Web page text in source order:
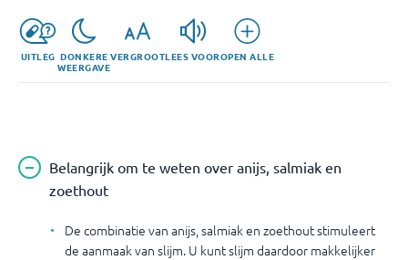
UITLEG DONKERE
WEERGAVE
VERGROOTLEES VOOROPEN ALLE
Belangrijk om te weten over anijs, salmiak en
zoethout
De combinatie van anijs, salmiak en zoethout stimuleert
de aanmaak van slijm. U kunt slijm daardoor makkelijker